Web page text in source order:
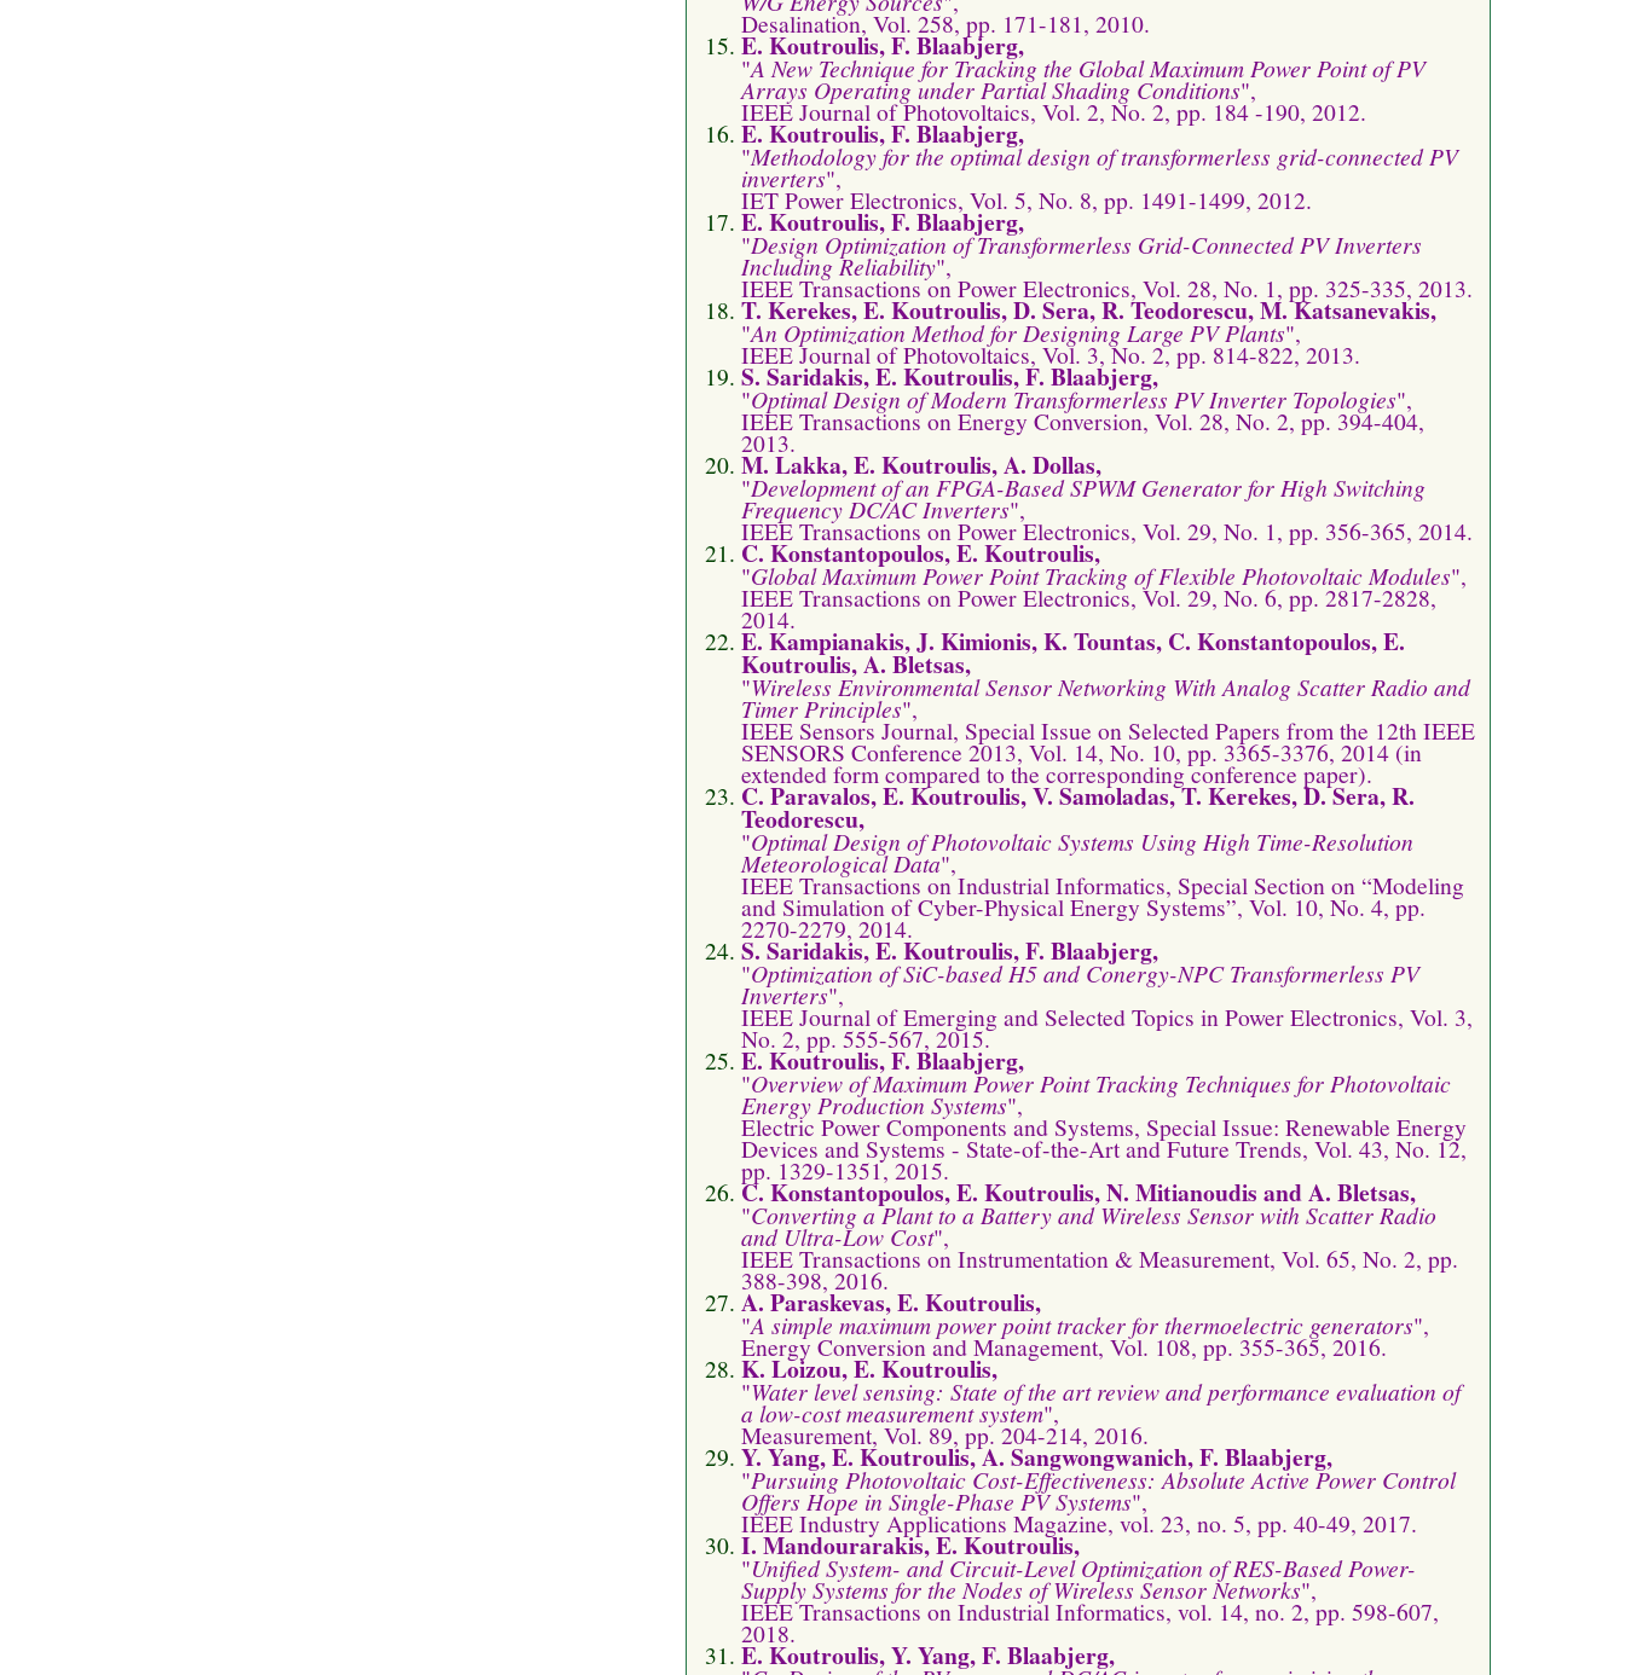
Desalination, Vol. 258, pp. 171-181, 2010.
E. Koutroulis, F. Blaabjerg,
"A New Technique for Tracking the Global Maximum Power Point of PV
Arrays Operating under Partial Shading Conditions",
IEEE Journal of Photovoltaics, Vol. 2, No. 2, pp. 184 -190, 2012.
E. Koutroulis, F. Blaabjerg,
"Methodology for the optimal design of transformerless grid-connected PV
inverters",
IET Power Electronics, Vol. 5, No. 8, pp. 1491-1499, 2012.
E. Koutroulis, F. Blaabjerg,
"Design Optimization of Transformerless Grid-Connected PV Inverters
Including Reliability",
IEEE Transactions on Power Electronics, Vol. 28, No. 1, pp. 325-335, 2013.
T. Kerekes, E. Koutroulis, D. Sera, R. Teodorescu, M. Katsanevakis,
"An Optimization Method for Designing Large PV Plants",
IEEE Journal of Photovoltaics, Vol. 3, No. 2, pp. 814-822, 2013.
S. Saridakis, E. Koutroulis, F. Blaabjerg,
"Optimal Design of Modern Transformerless PV Inverter Topologies",
IEEE Transactions on Energy Conversion, Vol. 28, No. 2, pp. 394-404,
2013.
M. Lakka, E. Koutroulis, A. Dollas,
"Development of an FPGA-Based SPWM Generator for High Switching
Frequency DC/AC Inverters",
IEEE Transactions on Power Electronics, Vol. 29, No. 1, pp. 356-365, 2014.
C. Konstantopoulos, E. Koutroulis,
"Global Maximum Power Point Tracking of Flexible Photovoltaic Modules",
IEEE Transactions on Power Electronics, Vol. 29, No. 6, pp. 2817-2828,
2014.
Ε. Kampianakis, J. Kimionis, K. Tountas, C. Konstantopoulos, E.
Koutroulis, A. Bletsas,
"Wireless Environmental Sensor Networking With Analog Scatter Radio and
Timer Principles",
IEEE Sensors Journal, Special Issue on Selected Papers from the 12th IEEE
SENSORS Conference 2013, Vol. 14, No. 10, pp. 3365-3376, 2014 (in
extended form compared to the corresponding conference paper).
C. Paravalos, E. Koutroulis, V. Samoladas, T. Kerekes, D. Sera, R.
Teodorescu,
"Optimal Design of Photovoltaic Systems Using High Time-Resolution
Meteorological Data",
IEEE Transactions on Industrial Informatics, Special Section on “Modeling
and Simulation of Cyber-Physical Energy Systems”, Vol. 10, No. 4, pp.
2270-2279, 2014.
S. Saridakis, E. Koutroulis, F. Blaabjerg,
"Optimization of SiC-based H5 and Conergy-NPC Transformerless PV
Inverters",
IEEE Journal of Emerging and Selected Topics in Power Electronics, Vol. 3,
No. 2, pp. 555-567, 2015.
E. Koutroulis, F. Blaabjerg,
"Overview of Maximum Power Point Tracking Techniques for Photovoltaic
Energy Production Systems",
Electric Power Components and Systems, Special Issue: Renewable Energy
Devices and Systems - State-of-the-Art and Future Trends, Vol. 43, No. 12,
pp. 1329-1351, 2015.
C. Konstantopoulos, E. Koutroulis, N. Mitianoudis and A. Bletsas,
"Converting a Plant to a Battery and Wireless Sensor with Scatter Radio
and Ultra-Low Cost",
IEEE Transactions on Instrumentation & Measurement, Vol. 65, No. 2, pp.
388-398, 2016.
A. Paraskevas, E. Koutroulis,
"A simple maximum power point tracker for thermoelectric generators",
Energy Conversion and Management, Vol. 108, pp. 355-365, 2016.
K. Loizou, E. Koutroulis,
"Water level sensing: State of the art review and performance evaluation of
a low-cost measurement system",
Measurement, Vol. 89, pp. 204-214, 2016.
Y. Yang, E. Koutroulis, A. Sangwongwanich, F. Blaabjerg,
"Pursuing Photovoltaic Cost-Effectiveness: Absolute Active Power Control
Offers Hope in Single-Phase PV Systems",
IEEE Industry Applications Magazine, vol. 23, no. 5, pp. 40-49, 2017.
I. Mandourarakis, E. Koutroulis,
"Unified System- and Circuit-Level Optimization of RES-Based Power-
Supply Systems for the Nodes of Wireless Sensor Networks",
IEEE Transactions on Industrial Informatics, vol. 14, no. 2, pp. 598-607,
2018.
E. Koutroulis, Y. Yang, F. Blaabjerg,